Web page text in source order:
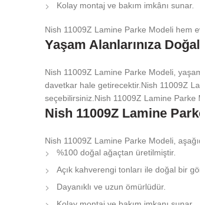
Kolay montaj ve bakım imkânı sunar.
Nish 11009Z Lamine Parke Modeli hem
Yaşam Alanlarınıza
Nish 11009Z Lamine Parke Modeli,
davetkar hale getirecektir.Nish 11009Z
seçebilirsiniz.Nish 11009Z Lamine Parke
Nish 11009Z Lamine
Nish 11009Z Lamine Parke Modeli,
%100 doğal ağaçtan üretilmiştir.
Açık kahverengi tonları ile doğal bir
Dayanıklı ve uzun ömürlüdür.